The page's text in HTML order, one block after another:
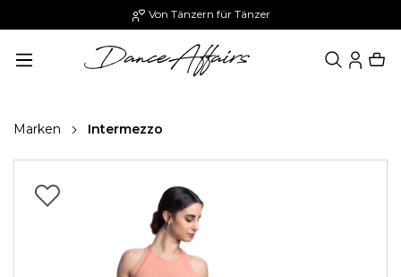
Von Tänzern für Tänzer
Marken Intermezzo